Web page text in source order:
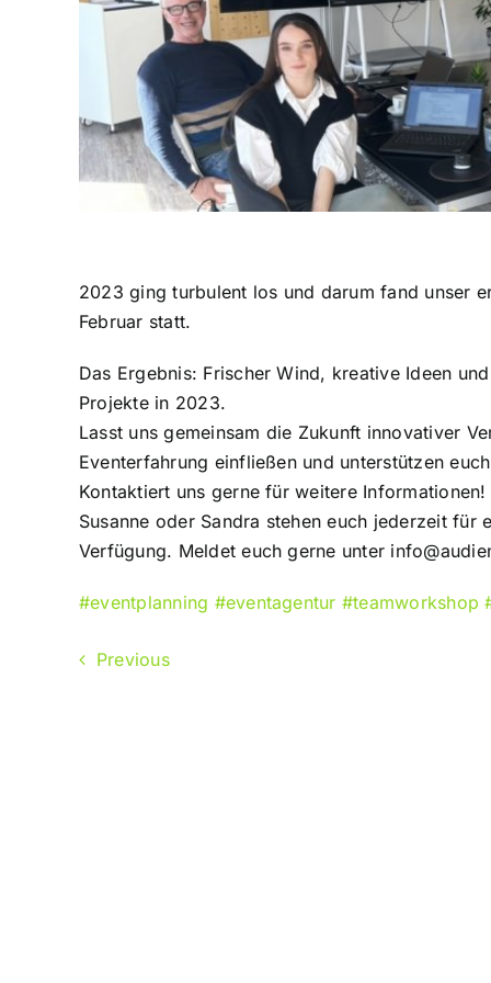
2023 ging turbulent los und darum fand unser
Februar statt.
Das Ergebnis: Frischer Wind, kreative Ideen
Projekte in 2023.
Lasst uns gemeinsam die Zukunft innovativer
Eventerfahrung einfließen und unterstützen
Kontaktiert uns gerne für weitere Informationen!
Susanne oder Sandra stehen euch jederzeit für
Verfügung. Meldet euch gerne unter
#eventplanning #eventagentur #teamworkshop
Previous